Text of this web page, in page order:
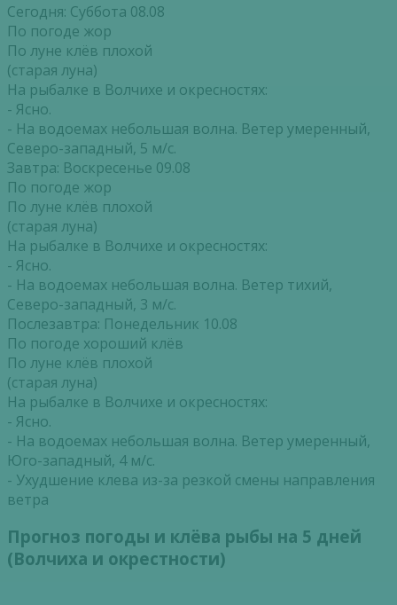
Сегодня: Суббота 08.08
По погоде жор
По луне клёв плохой
(старая луна)
На рыбалке в Волчихе и окресностях:
- Ясно.
- На водоемах небольшая волна. Ветер умеренный,
Северо-западный, 5 м/с.
Завтра: Воскресенье 09.08
По погоде жор
По луне клёв плохой
(старая луна)
На рыбалке в Волчихе и окресностях:
- Ясно.
- На водоемах небольшая волна. Ветер тихий,
Северо-западный, 3 м/с.
Послезавтра: Понедельник 10.08
По погоде хороший клёв
По луне клёв плохой
(старая луна)
На рыбалке в Волчихе и окресностях:
- Ясно.
- На водоемах небольшая волна. Ветер умеренный,
Юго-западный, 4 м/с.
- Ухудшение клева из-за резкой смены направления
ветра
Прогноз погоды и клёва рыбы на 5 дней
(Волчиха и окрестности)